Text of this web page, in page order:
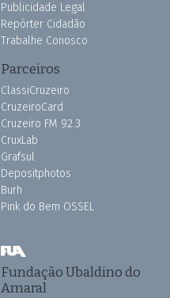
Publicidade Legal
Repórter Cidadão
Trabalhe Conosco
Parceiros
ClassiCruzeiro
CruzeiroCard
Cruzeiro FM 92.3
CruxLab
Grafsul
Depositphotos
Burh
Pink do Bem OSSEL
Fundação Ubaldino do
Amaral